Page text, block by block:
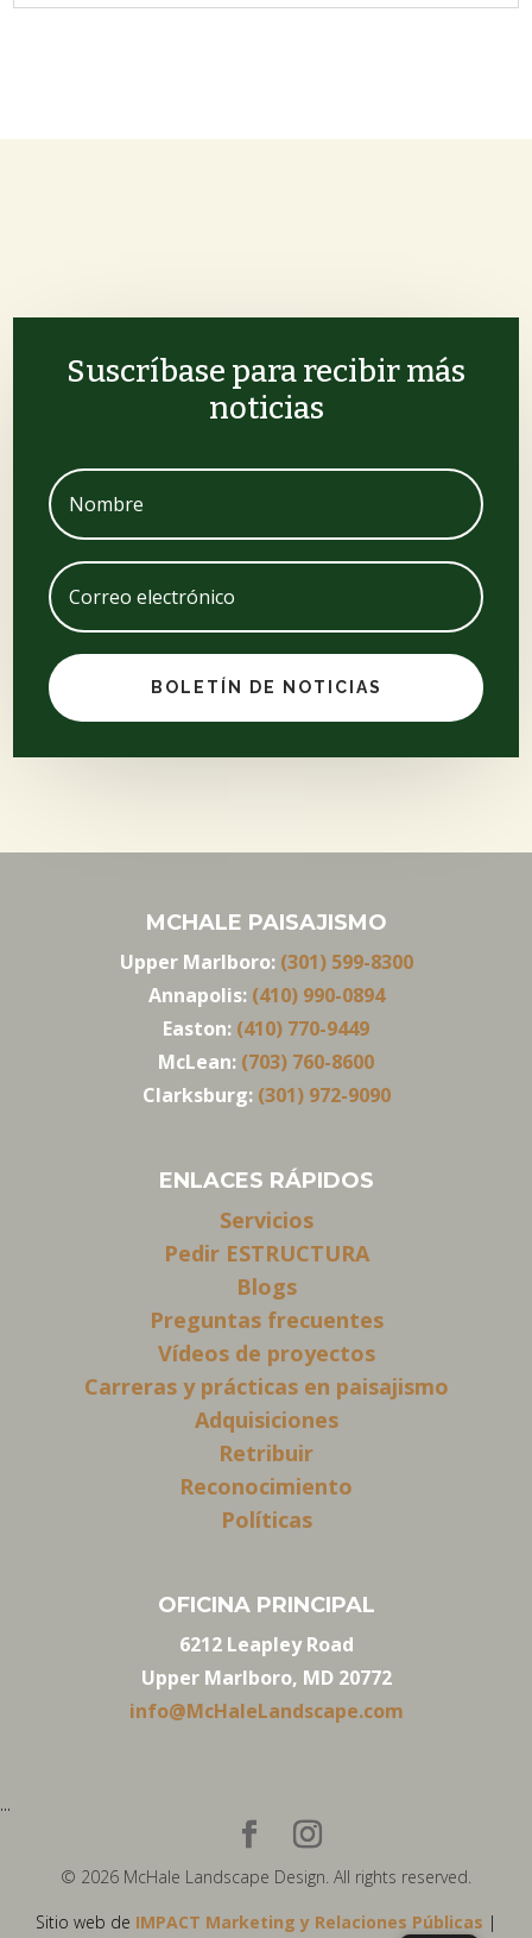
Suscríbase para recibir más
noticias
BOLETÍN DE NOTICIAS
MCHALE PAISAJISMO
Upper Marlboro: (301) 599-8300
Annapolis: (410) 990-0894
Easton: (410) 770-9449
McLean: (703) 760-8600
Clarksburg: (301) 972-9090
ENLACES RÁPIDOS
Servicios
Pedir ESTRUCTURA
Blogs
Preguntas frecuentes
Vídeos de proyectos
Carreras y prácticas en paisajismo
Adquisiciones
Retribuir
Reconocimiento
Políticas
OFICINA PRINCIPAL
6212 Leapley Road
Upper Marlboro, MD 20772
info@McHaleLandscape.com
...
© 2026 McHale Landscape Design. All rights reserved.
Sitio web de IMPACT Marketing y Relaciones Públicas |